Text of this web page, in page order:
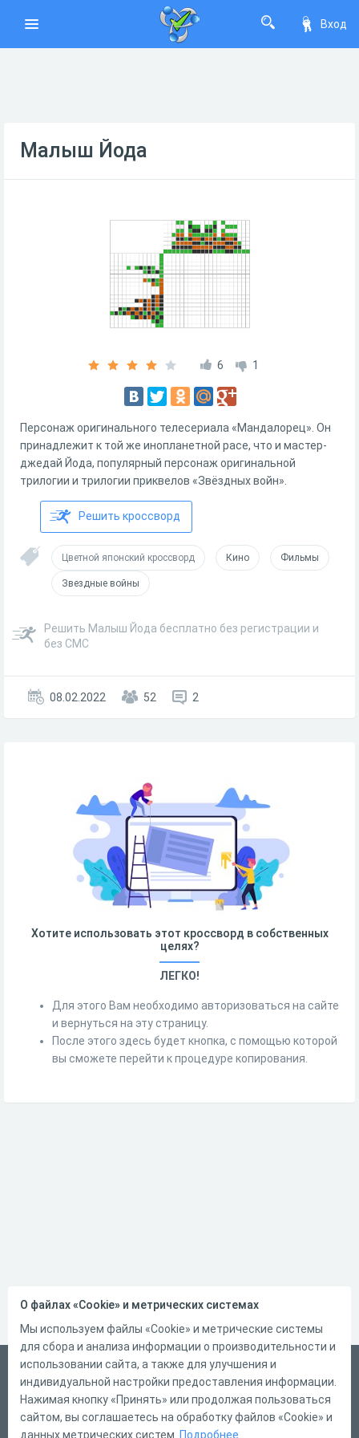
Вход
Малыш Йода
6 1
Персонаж оригинального телесериала «Мандалорец». Он
принадлежит к той же инопланетной расе, что и мастер-
джедай Йода, популярный персонаж оригинальной
трилогии и трилогии приквелов «Звёздных войн».
Решить кроссворд
Цветной японский кроссворд Кино Фильмы
Звездные войны
Решить Малыш Йода бесплатно без регистрации и
без СМС
08.02.2022 52 2
Хотите использовать этот кроссворд в собственных
целях?
ЛЕГКО!
Для этого Вам необходимо авторизоваться на сайте
и вернуться на эту страницу.
После этого здесь будет кнопка, с помощью которой
вы сможете перейти к процедуре копирования.
Русский
Справка
Форма обратной связи
О файлах «Cookie» и метрических системах
Мы используем файлы «Cookie» и метрические системы
для сбора и анализа информации о производительности и
использовании сайта, а также для улучшения и
индивидуальной настройки предоставления информации.
Нажимая кнопку «Принять» или продолжая пользоваться
сайтом, вы соглашаетесь на обработку файлов «Cookie» и
данных метрических систем. Подробнее